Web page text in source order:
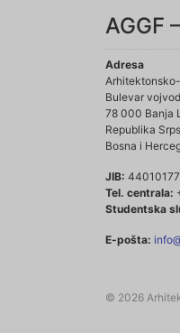
AGGF
Adresa
Bulevar
78 000 Banja
Republika
Bosna i
JIB:
Tel. centrala:
Studentska
E-pošta:
© 2026